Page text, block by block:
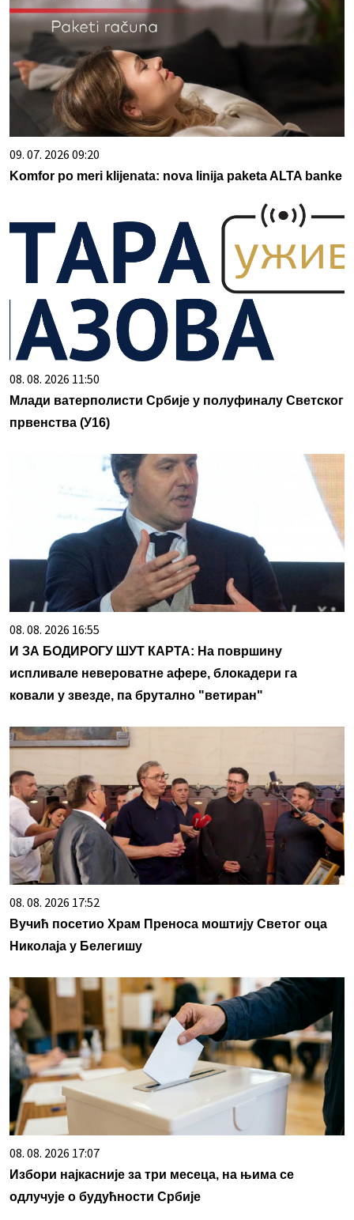
09. 07. 2026 09:20
Komfor po meri klijenata: nova linija paketa ALTA banke
08. 08. 2026 11:50
Млади ватерполисти Србије у полуфиналу Светског
првенства (У16)
08. 08. 2026 16:55
И ЗА БОДИРОГУ ШУТ КАРТА: На површину
испливале невероватне афере, блокадери га
ковали у звезде, па брутално "ветиран"
08. 08. 2026 17:52
Вучић посетио Храм Преноса моштију Светог оца
Николаја у Белегишу
08. 08. 2026 17:07
Избори најкасније за три месеца, на њима се
одлучује о будућности Србије